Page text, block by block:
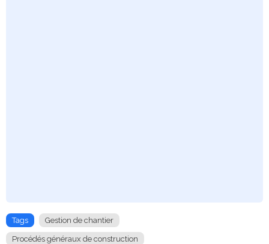
Tags Gestion de chantier
Procédés généraux de construction